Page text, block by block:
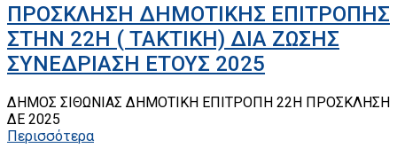
ΠΡΟΣΚΛΗΣΗ ΔΗΜΟΤΙΚΗΣ ΕΠΙΤΡΟΠΗΣ
ΣΤΗΝ 22Η ( ΤΑΚΤΙΚΗ) ΔΙΑ ΖΩΣΗΣ
ΣΥΝΕΔΡΙΑΣΗ ΕΤΟΥΣ 2025
ΔΗΜΟΣ ΣΙΘΩΝΙΑΣ ΔΗΜΟΤΙΚΗ ΕΠΙΤΡΟΠΗ 22Η ΠΡΟΣΚΛΗΣΗ
ΔΕ 2025
Περισσότερα